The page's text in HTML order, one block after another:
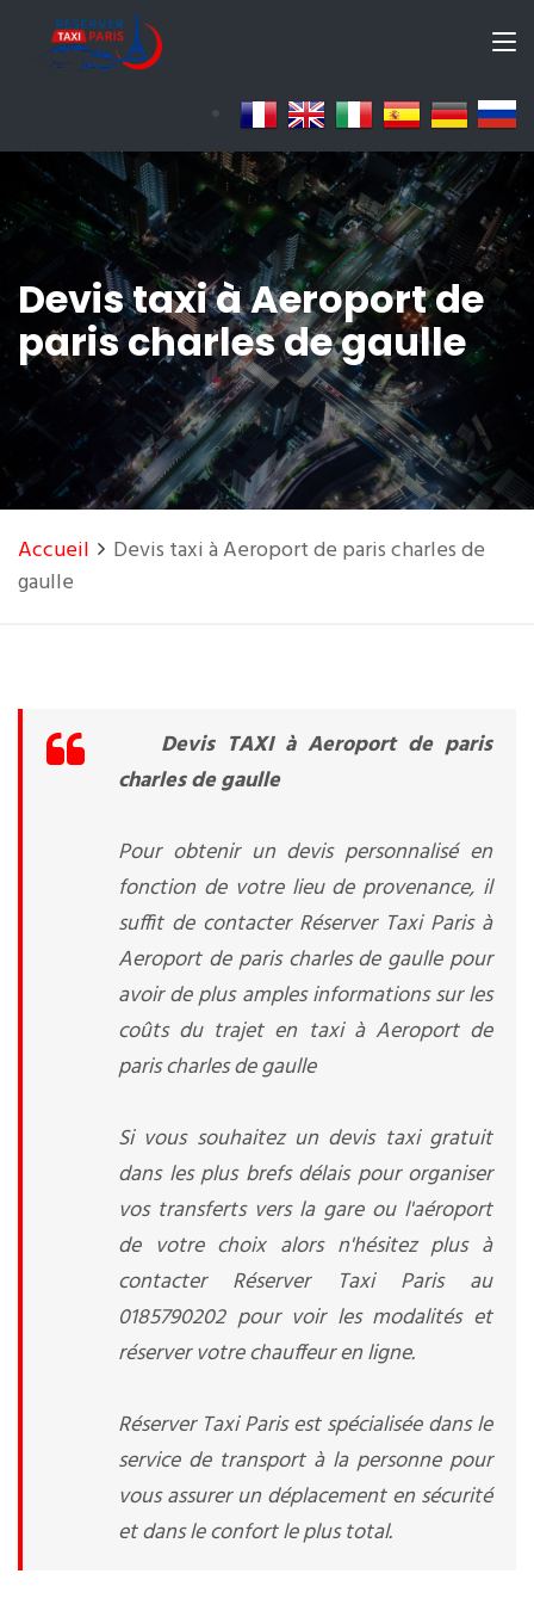
Devis taxi à Aeroport de
paris charles de gaulle
Accueil
Devis taxi à Aeroport de paris charles de
gaulle
Devis TAXI à Aeroport de paris
charles de gaulle
Pour obtenir un devis personnalisé en
fonction de votre lieu de provenance, il
suffit de contacter Réserver Taxi Paris à
Aeroport de paris charles de gaulle pour
avoir de plus amples informations sur les
coûts du trajet en taxi à Aeroport de
paris charles de gaulle
Si vous souhaitez un devis taxi gratuit
dans les plus brefs délais pour organiser
vos transferts vers la gare ou l'aéroport
de votre choix alors n'hésitez plus à
contacter Réserver Taxi Paris au
0185790202 pour voir les modalités et
réserver votre chauffeur en ligne.
Réserver Taxi Paris est spécialisée dans le
service de transport à la personne pour
vous assurer un déplacement en sécurité
et dans le confort le plus total.